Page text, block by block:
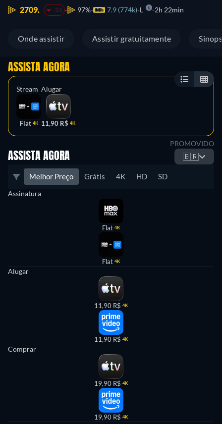
2709.
-53 97% 7.9 (774k) L 2h 22min
Onde assistir Assistir gratuitamente
ASSISTA AGORA
Stream
Flat 4K
Alugar
11,90 R$ 4K
PROMOVIDO
ASSISTA AGORA 🇧🇷
Melhor Preço Grátis 4K HD SD
Assinatura
Flat 4K
Flat 4K
Alugar
11,90 R$ 4K
11,90 R$ 4K
Comprar
19,90 R$ 4K
19,90 R$ 4K